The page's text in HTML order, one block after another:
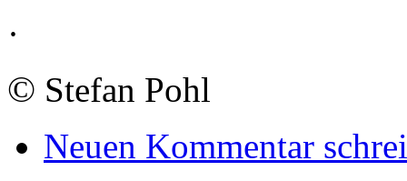
·
© Stefan Pohl
Neuen Kommentar